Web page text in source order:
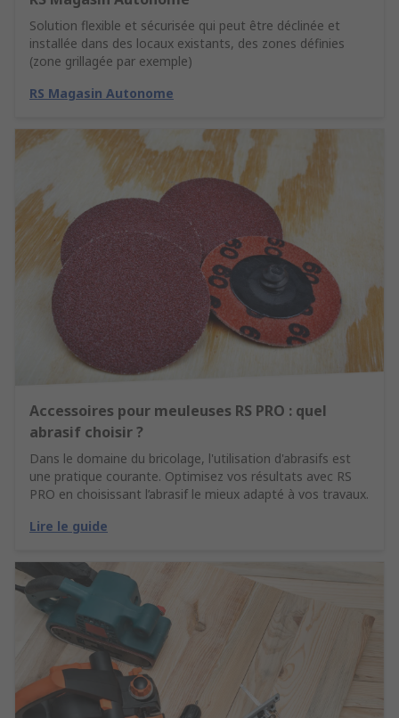
Solution flexible et sécurisée qui peut être déclinée et
installée dans des locaux existants, des zones définies
(zone grillagée par exemple)
RS Magasin Autonome
Accessoires pour meuleuses RS PRO : quel
abrasif choisir ?
Dans le domaine du bricolage, l'utilisation d'abrasifs est
une pratique courante. Optimisez vos résultats avec RS
PRO en choisissant l’abrasif le mieux adapté à vos travaux.
Lire le guide